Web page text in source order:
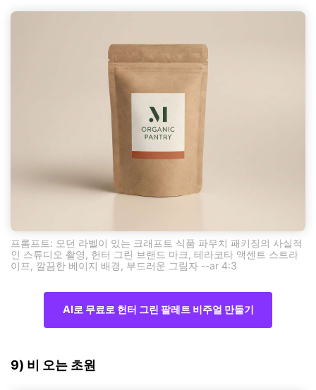
프롬프트: 모던 라벨이 있는 크래프트 식품 파우치 패키징의 사실적
인 스튜디오 촬영, 헌터 그린 브랜드 마크, 테라코타 액센트 스트라
이프, 깔끔한 베이지 배경, 부드러운 그림자 --ar 4:3
AI로 무료로 헌터 그린 팔레트 비주얼 만들기
9) 비 오는 초원